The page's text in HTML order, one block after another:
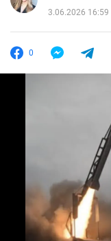
3.06.2026 16:59
0